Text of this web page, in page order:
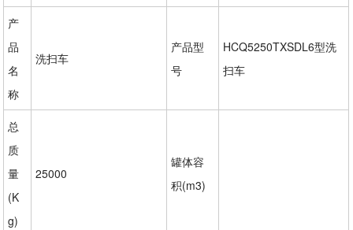
产
品
名
称
洗扫车
产品型
号
HCQ5250TXSDL6型洗
扫车
总
质
量
(K
g)
25000
罐体容
积(m3)